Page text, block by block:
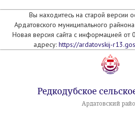
Вы находитесь на старой версии
Ардатовского муниципального
Новая версия сайта с информацией от
адресу: https://ardatovskij-
Редкодубское
Ардатовский